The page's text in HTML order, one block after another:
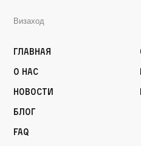
Визаход
Главная
О нас
Новости
Блог
FAQ